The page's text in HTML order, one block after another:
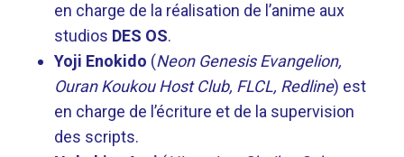
en charge de la réalisation de l’anime aux
studios DES OS.
Yoji Enokido (Neon Genesis Evangelion,
Ouran Koukou Host Club, FLCL, Redline) est
en charge de l’écriture et de la supervision
des scripts.